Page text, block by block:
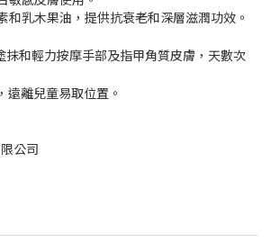
和乳木果油，提供抗衰老和深層滋潤功效。
抹和輕力按摩手部及指甲角質皮膚，天數次
遠離兒童易取位置。
公司